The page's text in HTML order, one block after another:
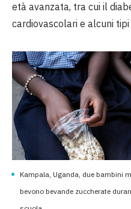
età avanzata, tra cui il
cardiovascolari e alcuni tipi
Kampala, Uganda, due bambini
bevono bevande zuccherate